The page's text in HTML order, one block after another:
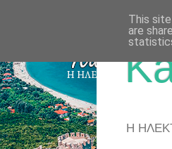
Η
This
are